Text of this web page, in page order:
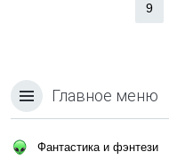
9
Главное меню
Фантастика и фэнтези